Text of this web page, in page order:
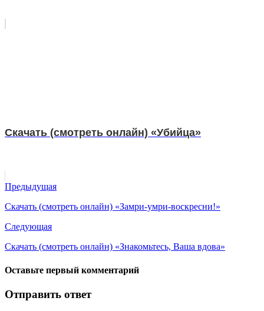
Скачать (смотреть онлайн) «Убийца»
Предыдущая
Скачать (смотреть онлайн) «Замри-умри-воскресни!»
Следующая
Скачать (смотреть онлайн) «Знакомьтесь, Ваша вдова»
Оставьте первый комментарий
Отправить ответ